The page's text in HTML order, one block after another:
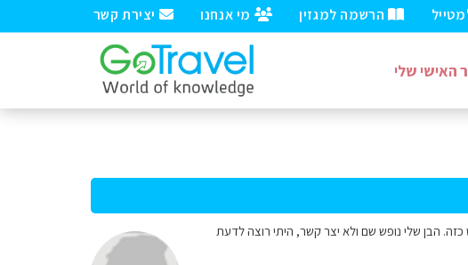
יצירת קשר מי אנחנו הרשמה למגזין
האישי שלי
הבן שלי נופש שם ולא יצר קשר, היתי רוצה לדעת